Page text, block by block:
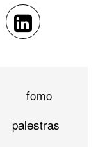
fomo
palestras